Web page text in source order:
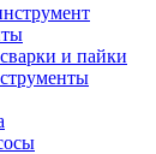
и пайки